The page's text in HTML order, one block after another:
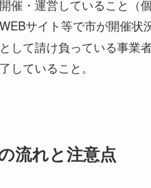
・運営していること（
サイト等で市が開催状
して請け負っている事業
していること。
流れと注意点